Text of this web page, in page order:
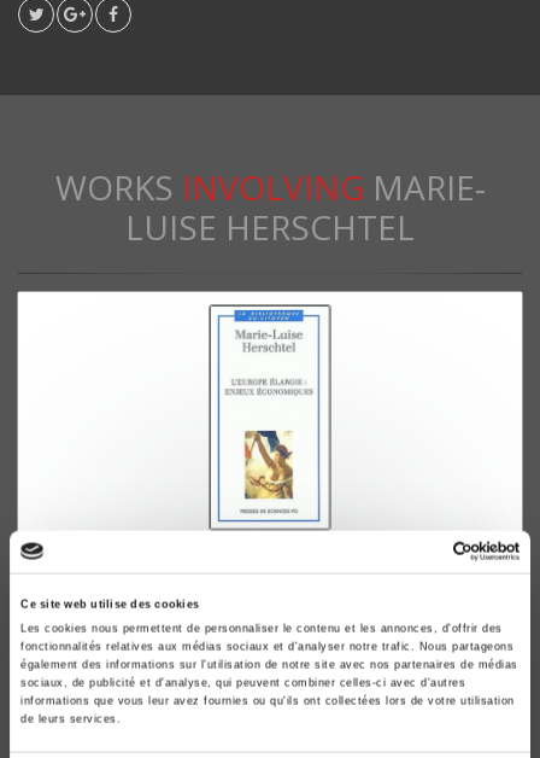
Ce site web utilise des cookies
Les cookies nous permettent de personnaliser le contenu et les annonces, d'offrir des
fonctionnalités relatives aux médias sociaux et d'analyser notre trafic. Nous partageons
également des informations sur l'utilisation de notre site avec nos partenaires de médias
sociaux, de publicité et d'analyse, qui peuvent combiner celles-ci avec d'autres
informations que vous leur avez fournies ou qu'ils ont collectées lors de votre utilisation
de leurs services.
WORKS INVOLVING MARIE-
LUISE HERSCHTEL
L'Europe élargie
Enjeux économiques
Marie-Luise Herschtel